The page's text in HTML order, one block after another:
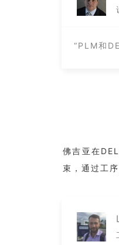
“PLM和
佛吉亚在
束，通过工